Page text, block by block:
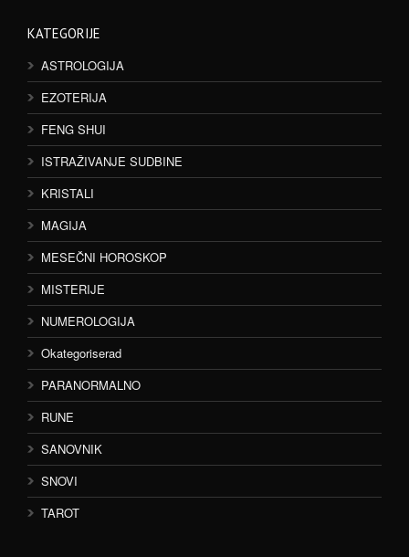
KATEGORIJE
ASTROLOGIJA
EZOTERIJA
FENG SHUI
ISTRAŽIVANJE SUDBINE
KRISTALI
MAGIJA
MESEČNI HOROSKOP
MISTERIJE
NUMEROLOGIJA
Okategoriserad
PARANORMALNO
RUNE
SANOVNIK
SNOVI
TAROT